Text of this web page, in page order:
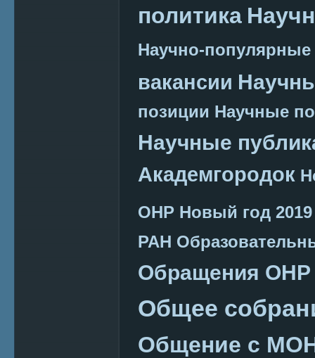
политика
Научно-
вакансии
позиции Научные
Научные
Академгородок
ОНР Новый год 2019
РАН
Обращения ОНР
Общее
Общение с